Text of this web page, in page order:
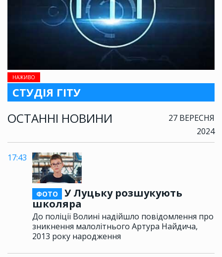
НАЖИВО
СТУДІЯ ГІТУ
ОСТАННІ НОВИНИ
27 ВЕРЕСНЯ
2024
17:43
ФОТО
У Луцьку розшукують
школяра
До поліції Волині надійшло повідомлення про
зникнення малолітнього Артура Найдича,
2013 року народження